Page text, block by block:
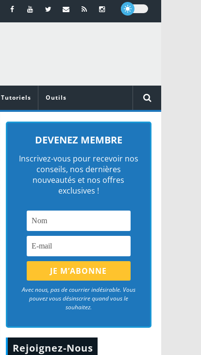
Tutoriels Outils
DEVENEZ MEMBRE
Inscrivez-vous pour recevoir nos
conseils, nos dernières
nouveautés et nos offres
exclusives !
Avec nous, pas de courrier indésirable. Vous
pouvez vous désinscrire quand vous le
souhaitez.
Rejoignez-Nous